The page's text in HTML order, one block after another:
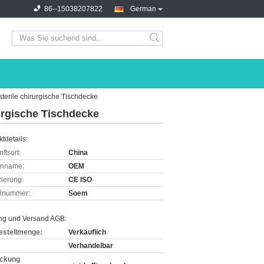
German
86--15038207822
chirurgische Tischdecke
Tischdecke
China
OEM
CE ISO
Soem
und Versand AGB:
Verkäuflich
Verhandelbar